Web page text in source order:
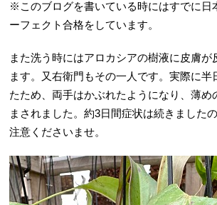
※このブログを書いている時にはすでに日
ーフェクト合格をしています。
また洗う時にはアロカシアの樹液に皮膚が
ます。又右衛門もその一人です。実際に半
たため、両手はかぶれたようになり、薄め
まされました。約3日間症状は続きました
注意くださいませ。